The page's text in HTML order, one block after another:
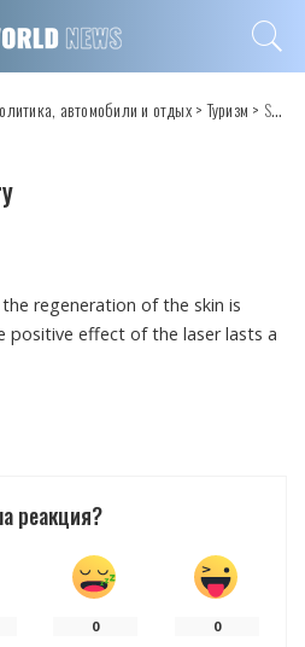
автомобили и отдых>Туризм > Skin is stimulated very
regeneration of the skin is
positive effect of the laser lasts a
реакция?
0 0